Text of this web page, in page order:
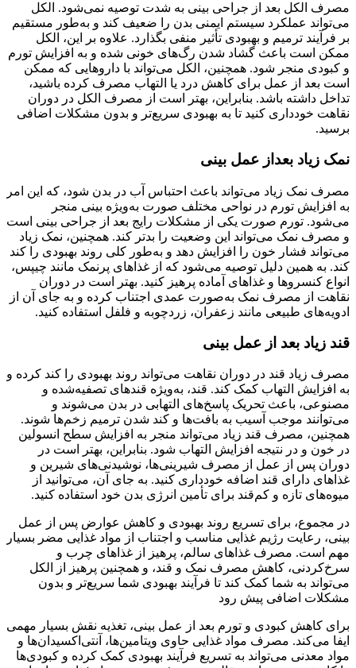
مصرف الکل بعد از جراحی بینی به شدت توصیه نمی‌شود. الکل
می‌تواند عملکرد سیستم ایمنی بدن را ضعیف کند و به‌طور مستقیم
بر فرآیند ترمیم و بهبودی تأثیر منفی بگذارد. علاوه بر این، الکل
ممکن است باعث گشاد شدن رگ‌های خونی شده و به افزایش تورم
و کبودی منجر شود. همچنین، الکل می‌تواند با داروهایی که ممکن
است بعد از عمل برای کاهش درد یا التهاب مصرف کرده باشید،
تداخل داشته باشد. بنابراین، بهتر است از مصرف الکل در دوران
نقاهت خودداری کنید تا به بهبودی سریع‌تر و بدون مشکلات اضافی
برسید.
نمک زیاد بعداز عمل بینی
مصرف نمک زیاد می‌تواند باعث احتباس آب در بدن شود، که این امر
به افزایش تورم در نواحی مختلف صورت به‌ویژه بینی منجر
می‌شود. تورم صورت یکی از مشکلات رایج بعد از جراحی بینی است
و مصرف نمک می‌تواند این وضعیت را بدتر کند. همچنین، نمک زیاد
می‌تواند فشار خون را افزایش دهد و به‌طور کلی روند بهبودی را کند
کند. به همین دلیل توصیه می‌شود که از غذاهای پرنمک مانند چیپس،
انواع کنسروها و غذاهای آماده پرهیز کنید. بهتر است در دوران
نقاهت از مصرف نمک به‌صورت عمدی اجتناب کرده و به جای آن از
ادویه‌های طبیعی مانند زعفران، زردچوبه و فلفل استفاده کنید.
قند زیاد بعد از عمل بینی
مصرف زیاد قند در دوران نقاهت می‌تواند روند بهبودی را کند کرده و
به افزایش التهاب کمک کند. قند، به‌ویژه قندهای تصفیه‌شده و
مصنوعی، باعث تحریک پاسخ‌های التهابی در بدن می‌شوند و
می‌توانند موجب آسیب به بافت‌ها و کند شدن ترمیم زخم‌ها شوند.
همچنین، مصرف قند زیاد می‌تواند منجر به افزایش سطح انسولین
در خون و در نتیجه افزایش التهاب شود. بنابراین، بهتر است در
دوران پس از عمل از مصرف شیرینی‌ها، نوشیدنی‌های شیرین و
غذاهای دارای قند اضافه خودداری کنید. به جای آن، می‌توانید از
میوه‌های تازه و کم‌قند برای تأمین انرژی بدن خود استفاده کنید.
در مجموع، برای تسریع روند بهبودی و کاهش عوارض پس از عمل
بینی، رعایت رژیم غذایی مناسب و اجتناب از مواد غذایی مضر بسیار
مهم است. مصرف غذاهای سالم، پرهیز از غذاهای چرب و
سرخ‌کردنی، کاهش مصرف نمک و قند، و همچنین پرهیز از الکل
می‌تواند به شما کمک کند تا فرآیند بهبودی شما سریع‌تر و بدون
مشکلات اضافی پیش رود
برای کاهش کبودی و تورم بعد از عمل بینی، تغذیه نقش بسیار مهمی
ایفا می‌کند. مصرف مواد غذایی حاوی ویتامین‌ها، آنتی‌اکسیدان‌ها و
مواد معدنی می‌تواند به تسریع فرآیند بهبودی کمک کرده و کبودی‌ها